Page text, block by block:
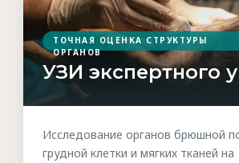
Исследование органов брюшной
грудной клетки и мягких тканей на
УЗИ экспертного
ТОЧНАЯ ОЦЕНКА СТРУКТУРЫ
ОРГАНОВ